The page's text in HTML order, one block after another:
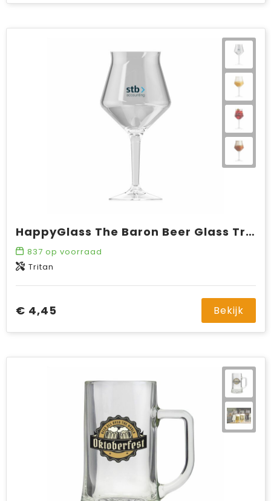
HappyGlass The Baron Beer Glass Tritan 400 ml
837 op voorraad
Tritan
€ 4,45 Bekijk